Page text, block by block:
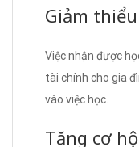
Giảm
Việc nhận được
tài chính cho gia
vào việc học.
Tăng cơ